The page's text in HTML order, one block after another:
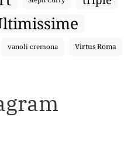
vanoli cremona Virtus Roma